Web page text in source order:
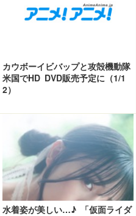
カウボーイビバップと攻殻機動隊
米国でHD DVD販売予定に（1/1
2）
水着姿が美しい…♪ 「仮面ライダ